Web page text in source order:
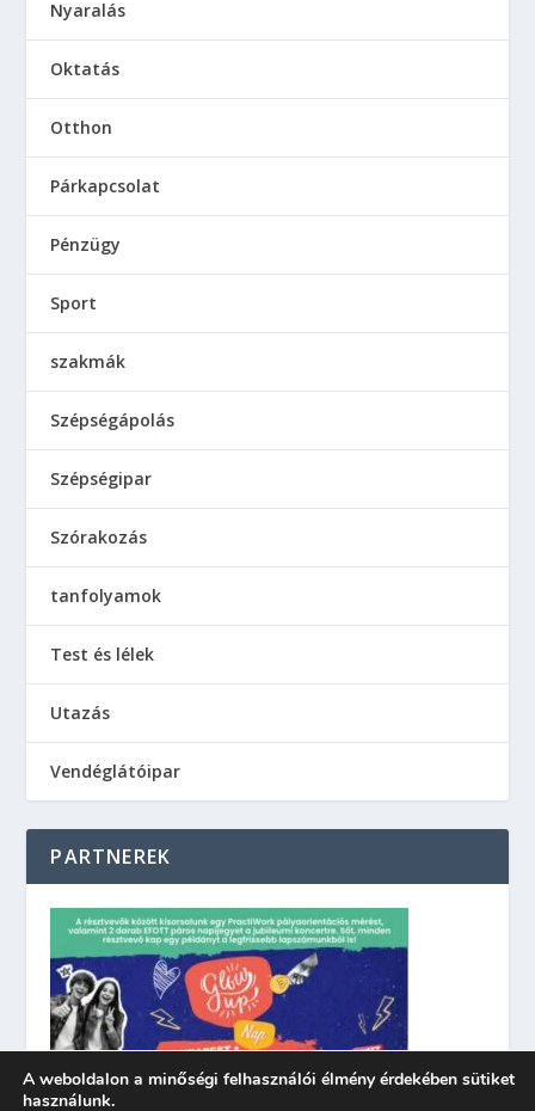
Nyaralás
Oktatás
Otthon
Párkapcsolat
Pénzügy
Sport
szakmák
Szépségápolás
Szépségipar
Szórakozás
tanfolyamok
Test és lélek
Utazás
Vendéglátóipar
PARTNEREK
A weboldalon a minőségi felhasználói élmény érdekében sütiket
használunk.